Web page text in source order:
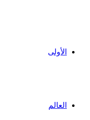
الأولى
العالم